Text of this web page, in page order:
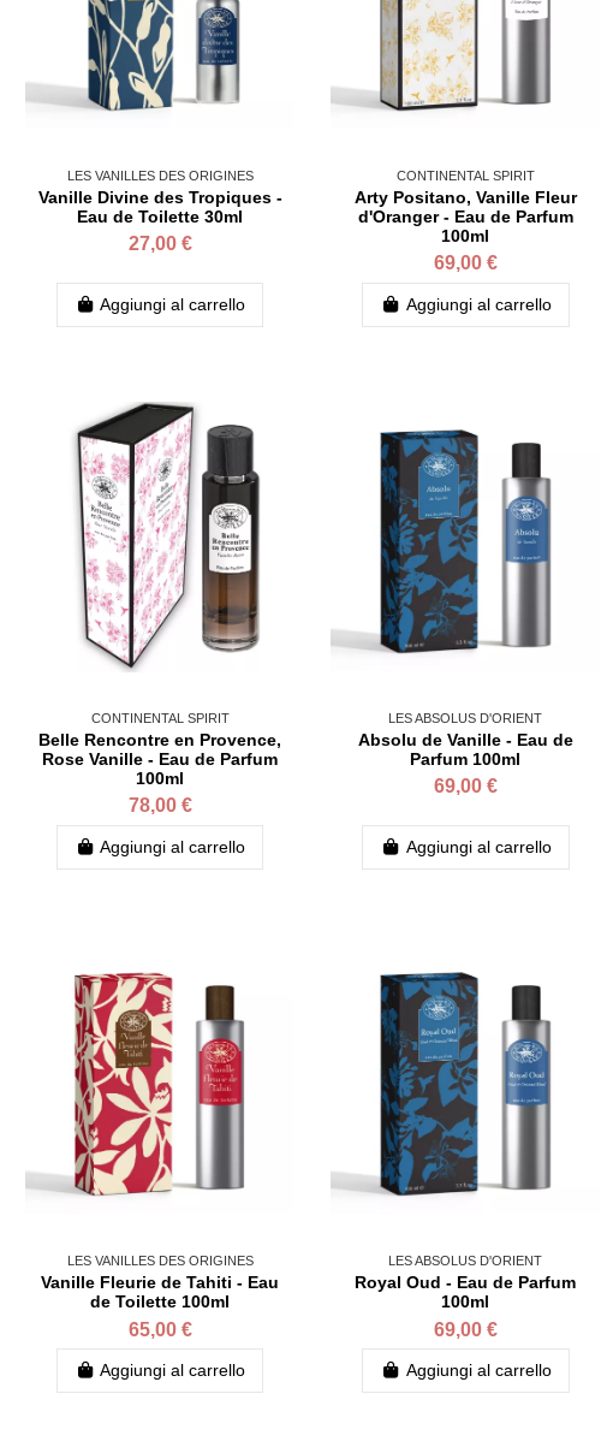
LES VANILLES DES ORIGINES
Vanille Divine des Tropiques -
Eau de Toilette 30ml
27,00 €
Aggiungi al carrello
CONTINENTAL SPIRIT
Arty Positano, Vanille Fleur
d'Oranger - Eau de Parfum
100ml
69,00 €
Aggiungi al carrello
CONTINENTAL SPIRIT
Belle Rencontre en Provence,
Rose Vanille - Eau de Parfum
100ml
78,00 €
Aggiungi al carrello
LES ABSOLUS D'ORIENT
Absolu de Vanille - Eau de
Parfum 100ml
69,00 €
Aggiungi al carrello
LES VANILLES DES ORIGINES
Vanille Fleurie de Tahiti - Eau
de Toilette 100ml
65,00 €
Aggiungi al carrello
LES ABSOLUS D'ORIENT
Royal Oud - Eau de Parfum
100ml
69,00 €
Aggiungi al carrello